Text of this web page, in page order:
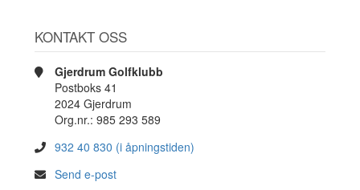
KONTAKT OSS
Gjerdrum Golfklubb
Postboks 41
2024 Gjerdrum
Org.nr.: 985 293 589
932 40 830 (i åpningstiden)
Send e-post